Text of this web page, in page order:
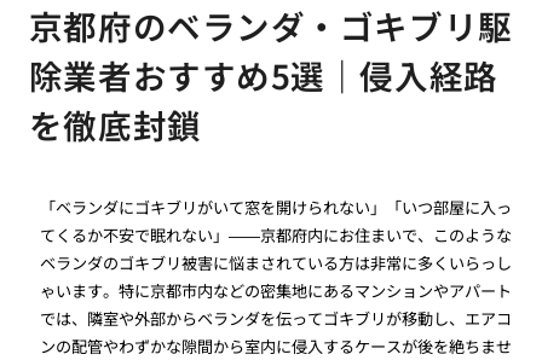
京都府のベランダ・ゴキブリ駆
除業者おすすめ5選｜侵入経路
を徹底封鎖
「ベランダにゴキブリがいて窓を開けられない」「いつ部屋に入っ
てくるか不安で眠れない」——京都府内にお住まいで、このような
ベランダのゴキブリ被害に悩まされている方は非常に多くいらっし
ゃいます。特に京都市内などの密集地にあるマンションやアパート
では、隣室や外部からベランダを伝ってゴキブリが移動し、エアコ
ンの配管やわずかな隙間から室内に侵入するケースが後を絶ちませ